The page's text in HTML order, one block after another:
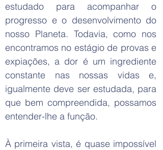
estudado para acompanhar o
progresso e o desenvolvimento do
nosso Planeta. Todavia, como nos
encontramos no estágio de provas e
expiações, a dor é um ingrediente
constante nas nossas vidas e,
igualmente deve ser estudada, para
que bem compreendida, possamos
entender-lhe a função.
À primeira vista, é quase impossível